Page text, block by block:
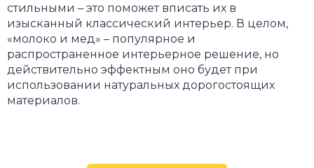
стильными – это поможет вписать их в
изысканный классический интерьер. В целом,
«молоко и мед» – популярное и
распространенное интерьерное решение, но
действительно эффектным оно будет при
использовании натуральных дорогостоящих
материалов.